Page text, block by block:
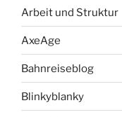
Arbeit und Struktur
AxeAge
Bahnreiseblog
Blinkyblanky